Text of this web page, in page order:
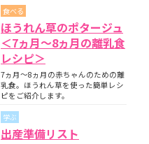
食べる
ほうれん草のポタージュ
＜7ヵ月〜8ヵ月の離乳食
レシピ＞
7ヵ月～8ヵ月の赤ちゃんのための離
乳食。ほうれん草を使った簡単レシ
ピをご紹介します。
学ぶ
出産準備リスト